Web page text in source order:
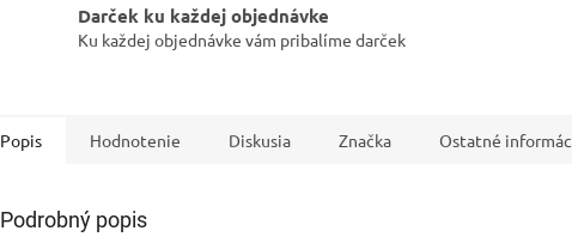
Darček ku každej objednávke
Ku každej objednávke vám pribalíme darček
Popis Hodnotenie Diskusia Značka Ostatné
Podrobný popis